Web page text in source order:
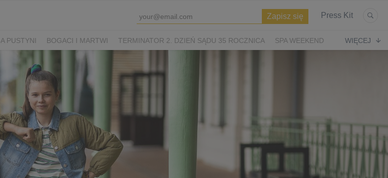
Press Kit
PUSTYNI BOGACI I MARTWI TERMINATOR 2. DZIEŃ SĄDU 35 ROCZNICA
SPA WEEKEND
VIOLETTA VILLAS
WIĘCEJ